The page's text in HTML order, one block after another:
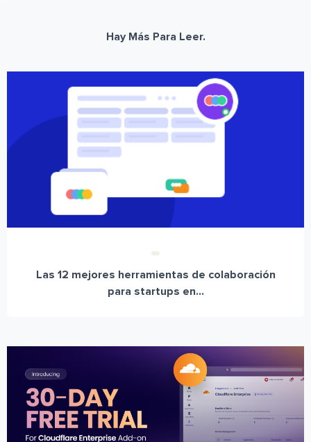
Hay Más Para Leer.
Las 12 mejores herramientas de colaboración
para startups en...